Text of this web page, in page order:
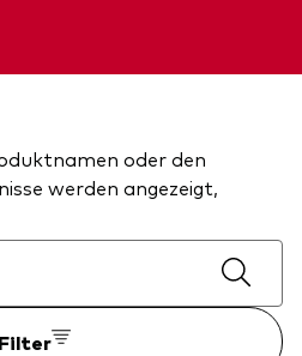
oder den
werden angezeigt,
Filter